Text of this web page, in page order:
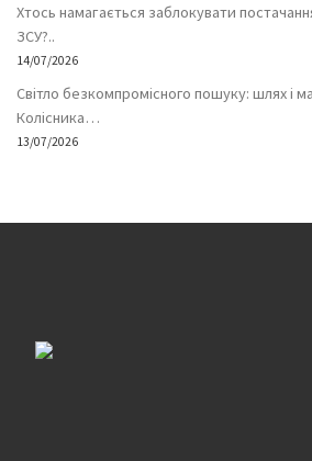
Хтось намагається заблокувати
ЗСУ?..
14/07/2026
Світло безкомпромісного пошуку: шлях і
Колісника…
13/07/2026